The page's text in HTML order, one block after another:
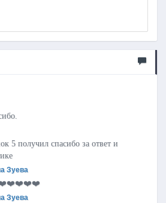
5 получил спасибо за ответ и
Зуева
Зуева